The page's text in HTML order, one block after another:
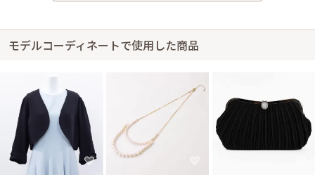
たです。 肩が少しきつめでした。
モデルコーディネートで使用した商品